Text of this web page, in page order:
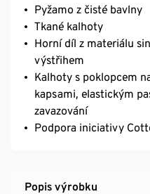
Pyžamo z čisté bavlny
Tkané kalhoty
Horní díl z materiálu
výstřihem
Kalhoty s poklopcem
kapsami, elastickým
zavazování
Podpora iniciativy
Popis výrobku